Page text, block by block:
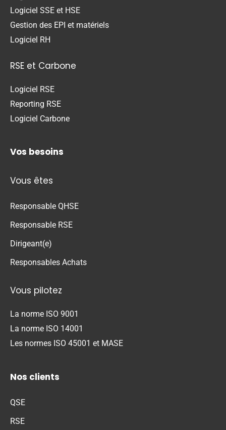
Logiciel SSE et HSE
Gestion des EPI et matériels
Logiciel RH
RSE et Carbone
Logiciel RSE
Reporting RSE
Logiciel Carbone
Vos besoins
Vous êtes
Responsable QHSE
Responsable RSE
Dirigeant(e)
Responsables Achats
Vous pilotez
La norme ISO 9001
La norme ISO 14001
Les normes ISO 45001 et MASE
Nos clients
QSE
RSE